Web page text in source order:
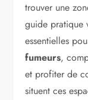
trouver une
guide pratique
essentielles
fumeurs,
et profiter de
situent ces